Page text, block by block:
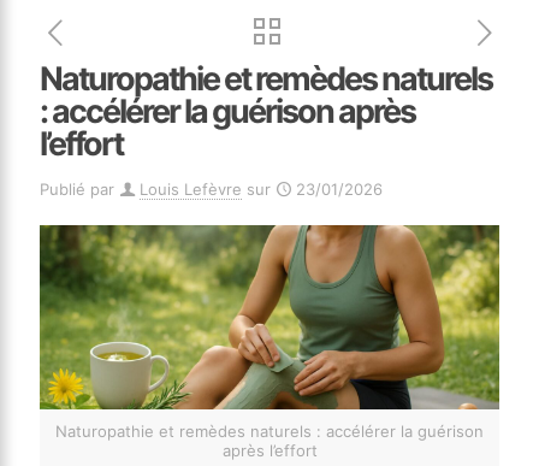
Naturopathie et remèdes naturels
: accélérer la guérison après
l’effort
Publié par Louis Lefèvre sur 23/01/2026
Naturopathie et remèdes naturels : accélérer la guérison
après l’effort